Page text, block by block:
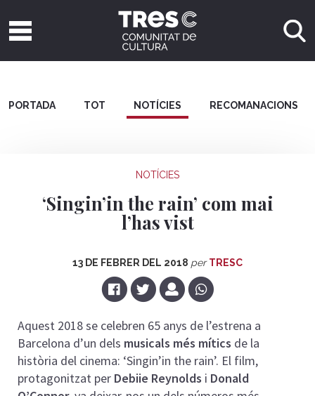
PORTADA TOT NOTÍCIES RECOMANACIONS
NOTÍCIES
‘Singin’in the rain’ com mai
l’has vist
13 DE FEBRER DEL 2018 perTRESC
Aquest 2018 se celebren 65 anys de l’estrena a
Barcelona d’un dels musicals més mítics de la
història del cinema: ‘Singin’in the rain’. El film,
protagonitzat per Debiie Reynolds i Donald